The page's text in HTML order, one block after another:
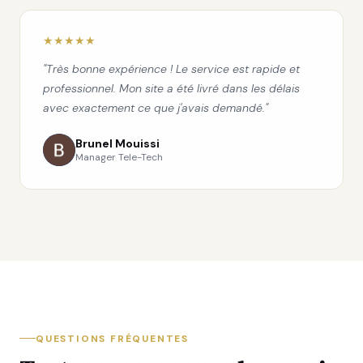
★★★★★
"Très bonne expérience ! Le service est rapide et
professionnel. Mon site a été livré dans les délais
avec exactement ce que j'avais demandé."
Brunel Mouissi
Manager Tele-Tech
QUESTIONS FRÉQUENTES